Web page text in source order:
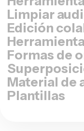
Edición
Formas de
Material de
Plantillas